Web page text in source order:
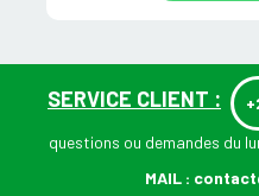
SERVICE CLIENT :
questions ou demandes du
MAIL :